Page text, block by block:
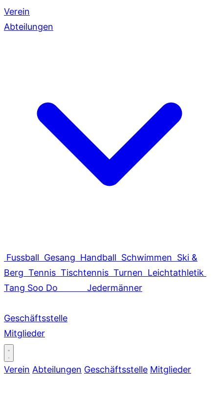
Verein
Abteilungen
Fussball Gesang Handball Schwimmen Ski &
Berg Tennis Tischtennis Turnen Leichtathletik
Tang Soo Do
Jedermänner
Geschäftsstelle
Mitglieder
Verein Abteilungen Geschäftsstelle Mitglieder